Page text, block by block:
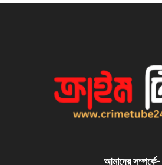
আমাদের সম্পর্কে-